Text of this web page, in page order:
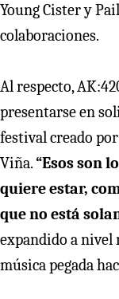
Young Cister y
colaboraciones.
Al respecto,
presentarse en
festival creado
Viña.“Esos son
quiere estar,
que no está
expandido a nivel
música pegada